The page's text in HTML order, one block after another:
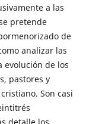
a las
pretende
de
analizar las
evolución de los
pastores y
Son casi